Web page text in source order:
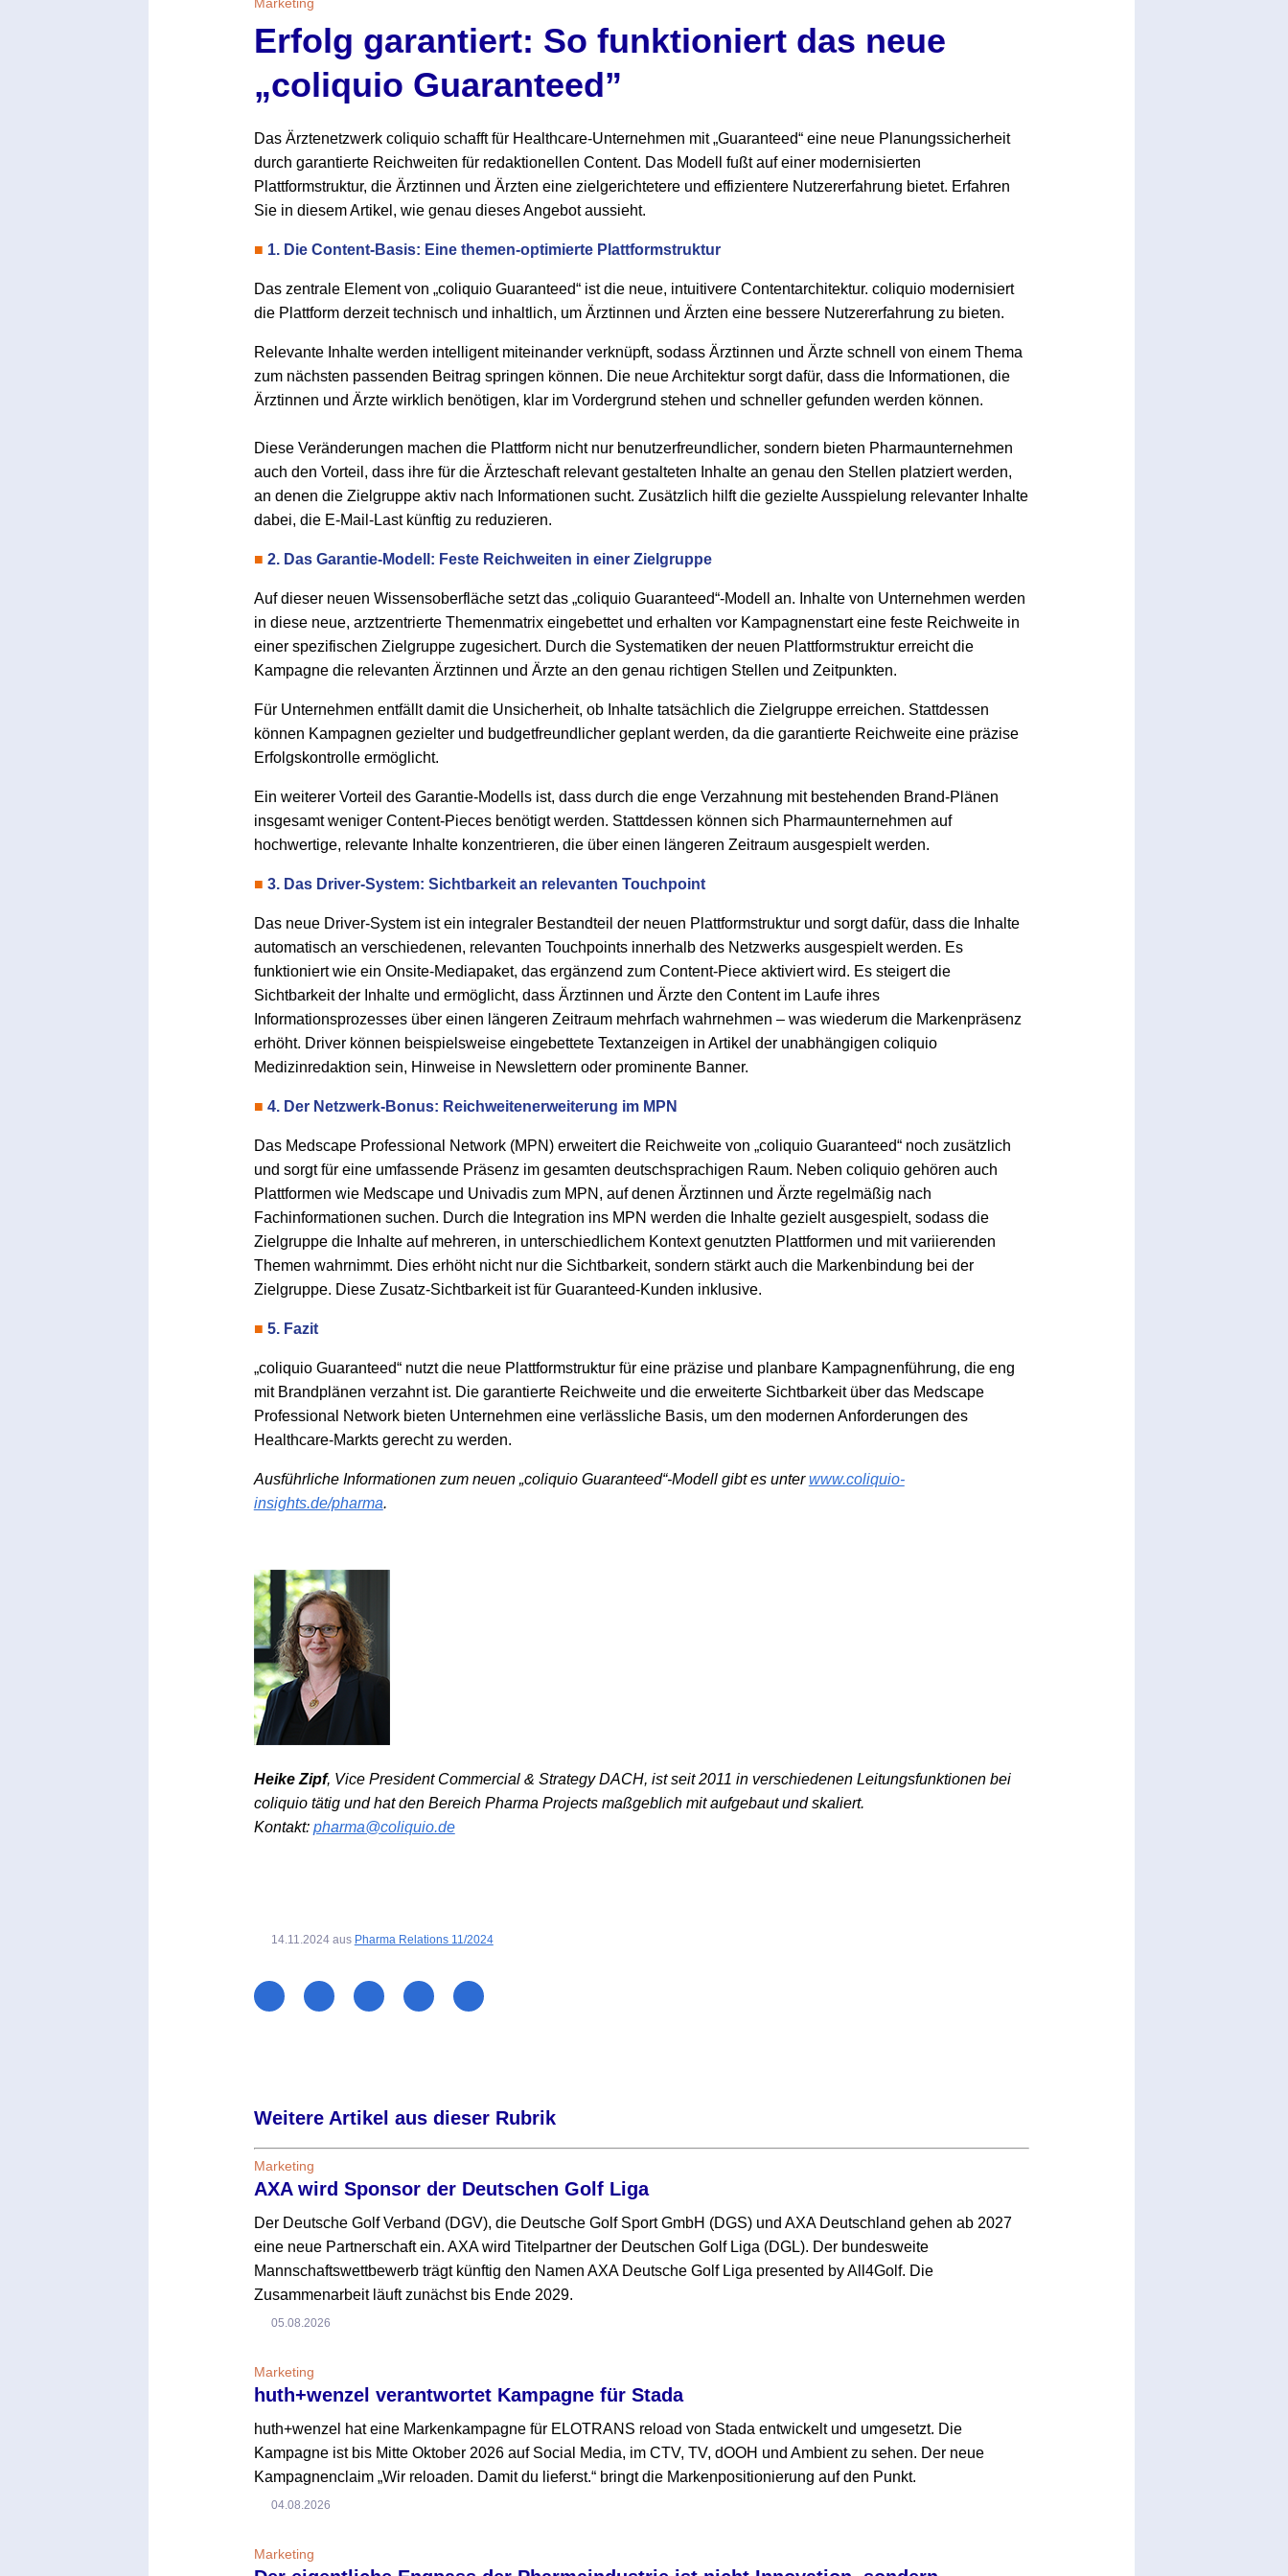
Erfolg garantiert: So funktioniert das neue
„coliquio Guaranteed”
Das Ärztenetzwerk coliquio schafft für Healthcare-Unternehmen mit „Guaranteed“ eine neue Planungssicherheit
durch garantierte Reichweiten für redaktionellen Content. Das Modell fußt auf einer modernisierten
Plattformstruktur, die Ärztinnen und Ärzten eine zielgerichtetere und effizientere Nutzererfahrung bietet. Erfahren
Sie in diesem Artikel, wie genau dieses Angebot aussieht.
■ 1. Die Content-Basis: Eine themen-optimierte Plattformstruktur
Das zentrale Element von „coliquio Guaranteed“ ist die neue, intuitivere Contentarchitektur. coliquio modernisiert
die Plattform derzeit technisch und inhaltlich, um Ärztinnen und Ärzten eine bessere Nutzererfahrung zu bieten.
Relevante Inhalte werden intelligent miteinander verknüpft, sodass Ärztinnen und Ärzte schnell von einem Thema
zum nächsten passenden Beitrag springen können. Die neue Architektur sorgt dafür, dass die Informationen, die
Ärztinnen und Ärzte wirklich benötigen, klar im Vordergrund stehen und schneller gefunden werden können.
Diese Veränderungen machen die Plattform nicht nur benutzerfreundlicher, sondern bieten Pharmaunternehmen
auch den Vorteil, dass ihre für die Ärzteschaft relevant gestalteten Inhalte an genau den Stellen platziert werden,
an denen die Zielgruppe aktiv nach Informationen sucht. Zusätzlich hilft die gezielte Ausspielung relevanter Inhalte
dabei, die E-Mail-Last künftig zu reduzieren.
■ 2. Das Garantie-Modell: Feste Reichweiten in einer Zielgruppe
Auf dieser neuen Wissensoberfläche setzt das „coliquio Guaranteed“-Modell an. Inhalte von Unternehmen werden
in diese neue, arztzentrierte Themenmatrix eingebettet und erhalten vor Kampagnenstart eine feste Reichweite in
einer spezifischen Zielgruppe zugesichert. Durch die Systematiken der neuen Plattformstruktur erreicht die
Kampagne die relevanten Ärztinnen und Ärzte an den genau richtigen Stellen und Zeitpunkten.
Für Unternehmen entfällt damit die Unsicherheit, ob Inhalte tatsächlich die Zielgruppe erreichen. Stattdessen
können Kampagnen gezielter und budgetfreundlicher geplant werden, da die garantierte Reichweite eine präzise
Erfolgskontrolle ermöglicht.
Ein weiterer Vorteil des Garantie-Modells ist, dass durch die enge Verzahnung mit bestehenden Brand-Plänen
insgesamt weniger Content-Pieces benötigt werden. Stattdessen können sich Pharmaunternehmen auf
hochwertige, relevante Inhalte konzentrieren, die über einen längeren Zeitraum ausgespielt werden.
■ 3. Das Driver-System: Sichtbarkeit an relevanten Touchpoint
Das neue Driver-System ist ein integraler Bestandteil der neuen Plattformstruktur und sorgt dafür, dass die Inhalte
automatisch an verschiedenen, relevanten Touchpoints innerhalb des Netzwerks ausgespielt werden. Es
funktioniert wie ein Onsite-Mediapaket, das ergänzend zum Content-Piece aktiviert wird. Es steigert die
Sichtbarkeit der Inhalte und ermöglicht, dass Ärztinnen und Ärzte den Content im Laufe ihres
Informationsprozesses über einen längeren Zeitraum mehrfach wahrnehmen – was wiederum die Markenpräsenz
erhöht. Driver können beispielsweise eingebettete Textanzeigen in Artikel der unabhängigen coliquio
Medizinredaktion sein, Hinweise in Newslettern oder prominente Banner.
■ 4. Der Netzwerk-Bonus: Reichweitenerweiterung im MPN
Das Medscape Professional Network (MPN) erweitert die Reichweite von „coliquio Guaranteed“ noch zusätzlich
und sorgt für eine umfassende Präsenz im gesamten deutschsprachigen Raum. Neben coliquio gehören auch
Plattformen wie Medscape und Univadis zum MPN, auf denen Ärztinnen und Ärzte regelmäßig nach
Fachinformationen suchen. Durch die Integration ins MPN werden die Inhalte gezielt ausgespielt, sodass die
Zielgruppe die Inhalte auf mehreren, in unterschiedlichem Kontext genutzten Plattformen und mit variierenden
Themen wahrnimmt. Dies erhöht nicht nur die Sichtbarkeit, sondern stärkt auch die Markenbindung bei der
Zielgruppe. Diese Zusatz-Sichtbarkeit ist für Guaranteed-Kunden inklusive.
■ 5. Fazit
„coliquio Guaranteed“ nutzt die neue Plattformstruktur für eine präzise und planbare Kampagnenführung, die eng
mit Brandplänen verzahnt ist. Die garantierte Reichweite und die erweiterte Sichtbarkeit über das Medscape
Professional Network bieten Unternehmen eine verlässliche Basis, um den modernen Anforderungen des
Healthcare-Markts gerecht zu werden.
Ausführliche Informationen zum neuen „coliquio Guaranteed“-Modell gibt es unterwww.coliquio-
insights.de/pharma.
Heike Zipf, Vice President Commercial & Strategy DACH, ist seit 2011 in verschiedenen Leitungsfunktionen bei
coliquio tätig und hat den Bereich Pharma Projects maßgeblich mit aufgebaut und skaliert.
Kontakt: pharma@coliquio.de
14.11.2024 aus Pharma Relations 11/2024
Weitere Artikel aus dieser Rubrik
Marketing
AXA wird Sponsor der Deutschen Golf Liga
Der Deutsche Golf Verband (DGV), die Deutsche Golf Sport GmbH (DGS) und AXA Deutschland gehen ab 2027
eine neue Partnerschaft ein. AXA wird Titelpartner der Deutschen Golf Liga (DGL). Der bundesweite
Mannschaftswettbewerb trägt künftig den Namen AXA Deutsche Golf Liga presented by All4Golf. Die
Zusammenarbeit läuft zunächst bis Ende 2029.
05.08.2026
Marketing
huth+wenzel verantwortet Kampagne für Stada
huth+wenzel hat eine Markenkampagne für ELOTRANS reload von Stada entwickelt und umgesetzt. Die
Kampagne ist bis Mitte Oktober 2026 auf Social Media, im CTV, TV, dOOH und Ambient zu sehen. Der neue
Kampagnenclaim „Wir reloaden. Damit du lieferst.“ bringt die Markenpositionierung auf den Punkt.
04.08.2026
Marketing